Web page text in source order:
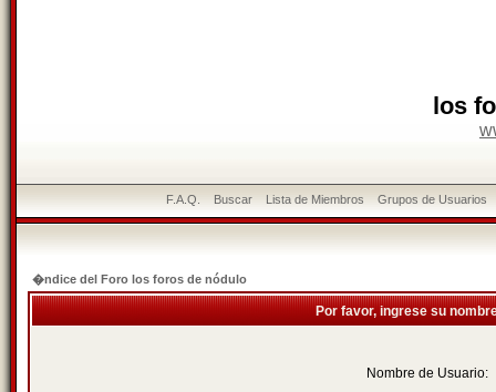
los
F.A.Q. Buscar Lista de Miembros Grupos de Usuarios
�ndice del Foro los foros de nódulo
Por favor, ingrese su
Nombre de Usuario: